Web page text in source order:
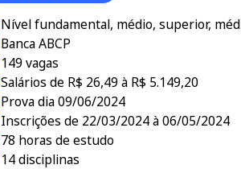
Nível fundamental, médio, superior,
Banca ABCP
149 vagas
Salários de R$ 26,49 à R$ 5.149,20
Prova dia 09/06/2024
Inscrições de 22/03/2024 à 06/05/2024
78 horas de estudo
14 disciplinas